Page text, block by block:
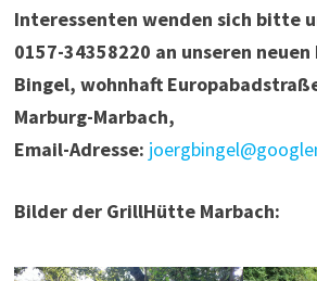
Interessenten wenden sich bitte
0157-34358220 an unseren
Bingel, wohnhaft
Marburg-Marbach,
Email-Adresse:
Bilder der GrillHütte Marbach: